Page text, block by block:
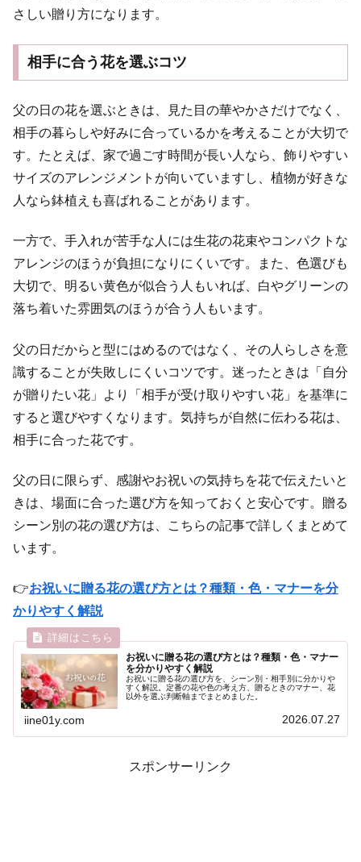
さしい贈り方になります。
相手に合う花を選ぶコツ
父の日の花を選ぶときは、見た目の華やかさだけでなく、
相手の暮らしや好みに合っているかを考えることが大切で
す。たとえば、家で過ごす時間が長い人なら、飾りやすい
サイズのアレンジメントが向いていますし、植物が好きな
人なら鉢植えも喜ばれることがあります。
一方で、手入れが苦手な人には生花の花束やコンパクトな
アレンジのほうが負担になりにくいです。また、色選びも
大切で、明るい黄色が似合う人もいれば、白やグリーンの
落ち着いた雰囲気のほうが合う人もいます。
父の日だからと型にはめるのではなく、その人らしさを意
識することが失敗しにくいコツです。迷ったときは「自分
が贈りたい花」より「相手が受け取りやすい花」を基準に
すると選びやすくなります。気持ちが自然に伝わる花は、
相手に合った花です。
父の日に限らず、感謝やお祝いの気持ちを花で伝えたいと
きは、場面に合った選び方を知っておくと安心です。贈る
シーン別の花の選び方は、こちらの記事で詳しくまとめて
います。
👉お祝いに贈る花の選び方とは？種類・色・マナーを分
かりやすく解説
お祝いに贈る花の選び方とは？種類・色・マナー
を分かりやすく解説
お祝いに贈る花の選び方を、シーン別・相手別に分かりや
すく解説。定番の花や色の考え方、贈るときのマナー、花
以外を選ぶ判断軸までまとめました。
iine01y.com 2026.07.27
スポンサーリンク